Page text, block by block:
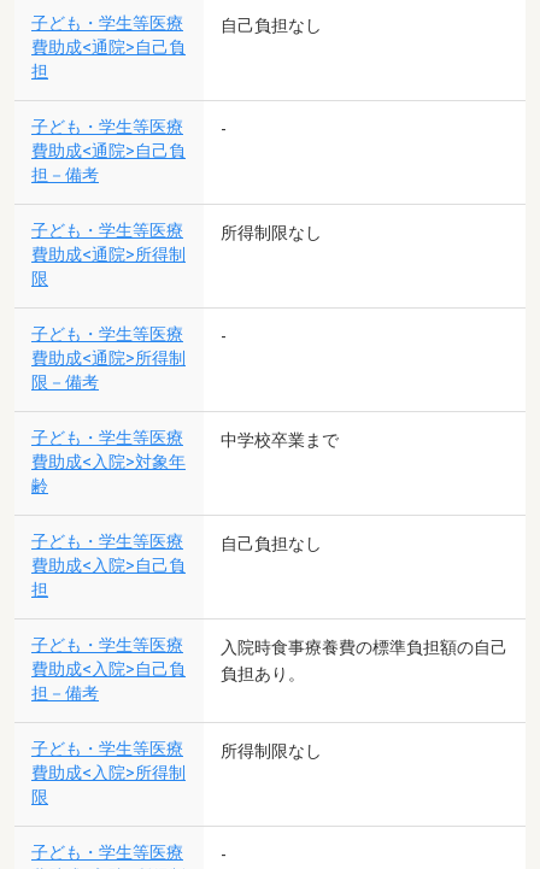
子ども・学生等医療
費助成<通院>自己負
担
自己負担なし
子ども・学生等医療
費助成<通院>自己負
担－備考
-
子ども・学生等医療
費助成<通院>所得制
限
所得制限なし
子ども・学生等医療
費助成<通院>所得制
限－備考
-
子ども・学生等医療
費助成<入院>対象年
齢
中学校卒業まで
子ども・学生等医療
費助成<入院>自己負
担
自己負担なし
子ども・学生等医療
費助成<入院>自己負
担－備考
入院時食事療養費の標準負担額の自己
負担あり。
子ども・学生等医療
費助成<入院>所得制
限
所得制限なし
子ども・学生等医療
-